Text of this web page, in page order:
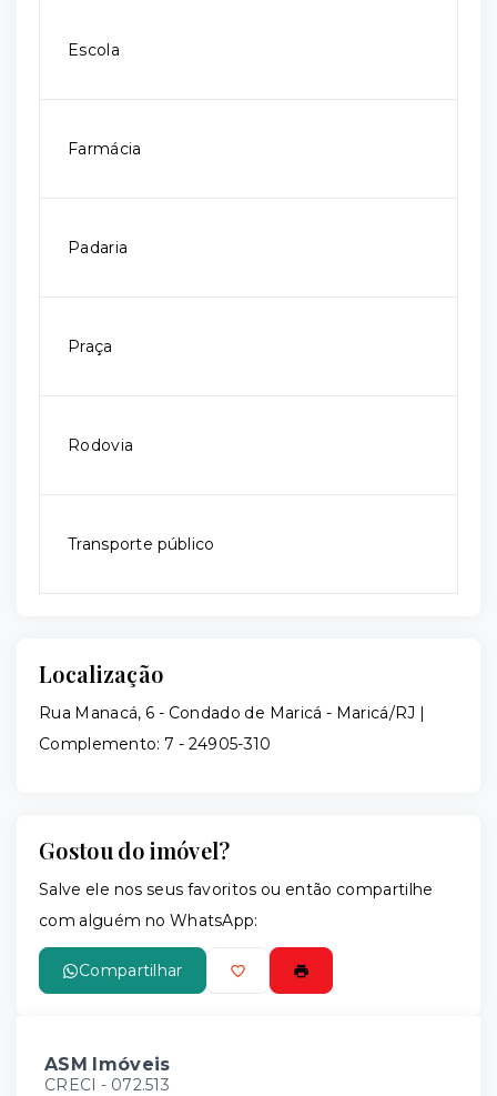
Escola
Farmácia
Padaria
Praça
Rodovia
Transporte público
Localização
Rua Manacá, 6 - Condado de Maricá - Maricá/RJ |
Complemento: 7 - 24905-310
Gostou do imóvel?
Salve ele nos seus favoritos ou então compartilhe
com alguém no WhatsApp:
Compartilhar
ASM Imóveis
CRECI - 072.513